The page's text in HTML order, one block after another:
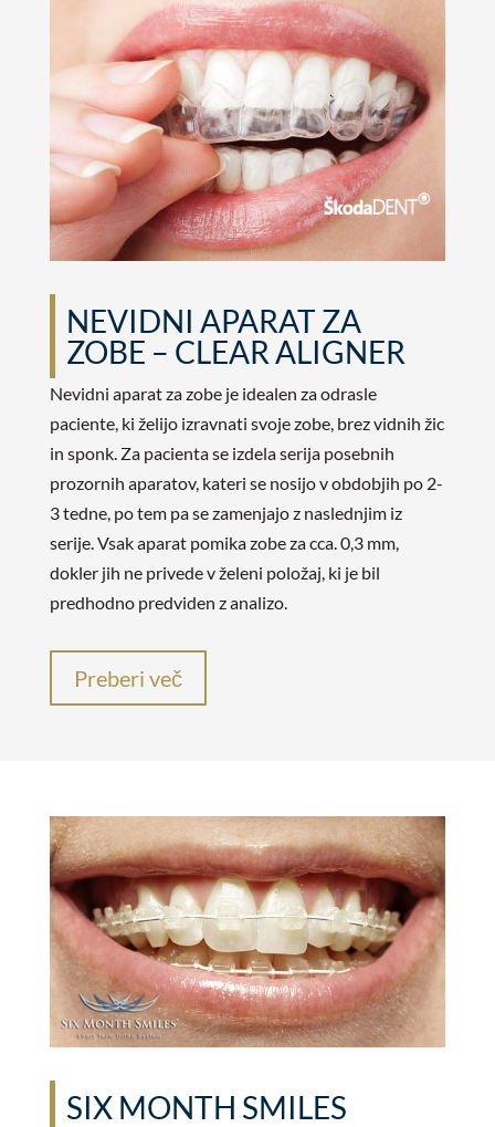
NEVIDNI APARAT ZA
ZOBE – CLEAR ALIGNER
Nevidni aparat za zobe je idealen za odrasle
paciente, ki želijo izravnati svoje zobe, brez vidnih žic
in sponk. Za pacienta se izdela serija posebnih
prozornih aparatov, kateri se nosijo v obdobjih po 2-
3 tedne, po tem pa se zamenjajo z naslednjim iz
serije. Vsak aparat pomika zobe za cca. 0,3 mm,
dokler jih ne privede v želeni položaj, ki je bil
predhodno predviden z analizo.
Preberi več
SIX MONTH SMILES